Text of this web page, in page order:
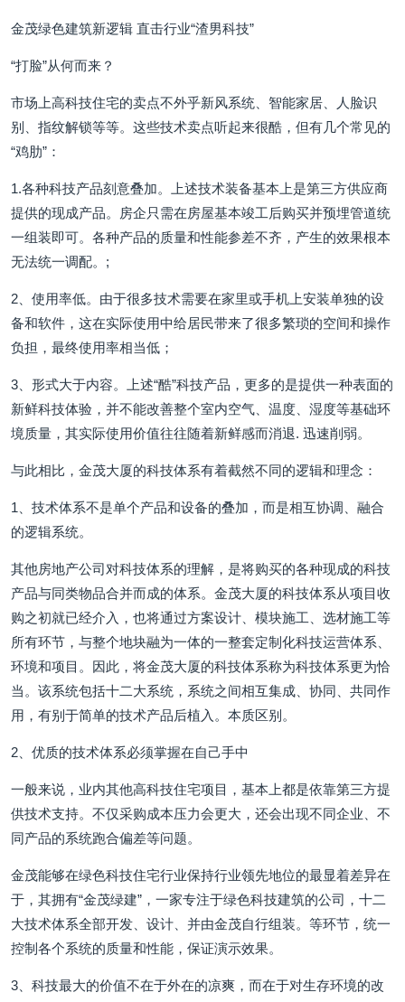
金茂绿色建筑新逻辑 直击行业“渣男科技”
“打脸”从何而来？
市场上高科技住宅的卖点不外乎新风系统、智能家居、人脸识
别、指纹解锁等等。这些技术卖点听起来很酷，但有几个常见的
“鸡肋”：
1.各种科技产品刻意叠加。上述技术装备基本上是第三方供应商
提供的现成产品。房企只需在房屋基本竣工后购买并预埋管道统
一组装即可。各种产品的质量和性能参差不齐，产生的效果根本
无法统一调配。;
2、使用率低。由于很多技术需要在家里或手机上安装单独的设
备和软件，这在实际使用中给居民带来了很多繁琐的空间和操作
负担，最终使用率相当低；
3、形式大于内容。上述“酷”科技产品，更多的是提供一种表面的
新鲜科技体验，并不能改善整个室内空气、温度、湿度等基础环
境质量，其实际使用价值往往随着新鲜感而消退. 迅速削弱。
与此相比，金茂大厦的科技体系有着截然不同的逻辑和理念：
1、技术体系不是单个产品和设备的叠加，而是相互协调、融合
的逻辑系统。
其他房地产公司对科技体系的理解，是将购买的各种现成的科技
产品与同类物品合并而成的体系。金茂大厦的科技体系从项目收
购之初就已经介入，也将通过方案设计、模块施工、选材施工等
所有环节，与整个地块融为一体的一整套定制化科技运营体系、
环境和项目。因此，将金茂大厦的科技体系称为科技体系更为恰
当。该系统包括十二大系统，系统之间相互集成、协同、共同作
用，有别于简单的技术产品后植入。本质区别。
2、优质的技术体系必须掌握在自己手中
一般来说，业内其他高科技住宅项目，基本上都是依靠第三方提
供技术支持。不仅采购成本压力会更大，还会出现不同企业、不
同产品的系统跑合偏差等问题。
金茂能够在绿色科技住宅行业保持行业领先地位的最显着差异在
于，其拥有“金茂绿建”，一家专注于绿色科技建筑的公司，十二
大技术体系全部开发、设计、并由金茂自行组装。等环节，统一
控制各个系统的质量和性能，保证演示效果。
3、科技最大的价值不在于外在的凉爽，而在于对生存环境的改